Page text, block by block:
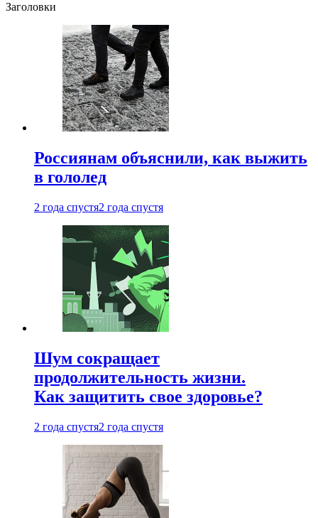
Заголовки
Россиянам объяснили, как выжить
в гололед
2 года спустя2 года спустя
Шум сокращает
продолжительность жизни.
Как защитить свое здоровье?
2 года спустя2 года спустя